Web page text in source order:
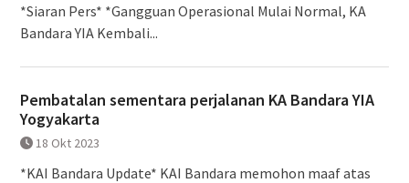
*Siaran Pers* *Gangguan Operasional Mulai Normal, KA
Bandara YIA Kembali...
Pembatalan sementara perjalanan KA Bandara YIA
Yogyakarta
18 Okt 2023
*KAI Bandara Update* KAI Bandara memohon maaf atas